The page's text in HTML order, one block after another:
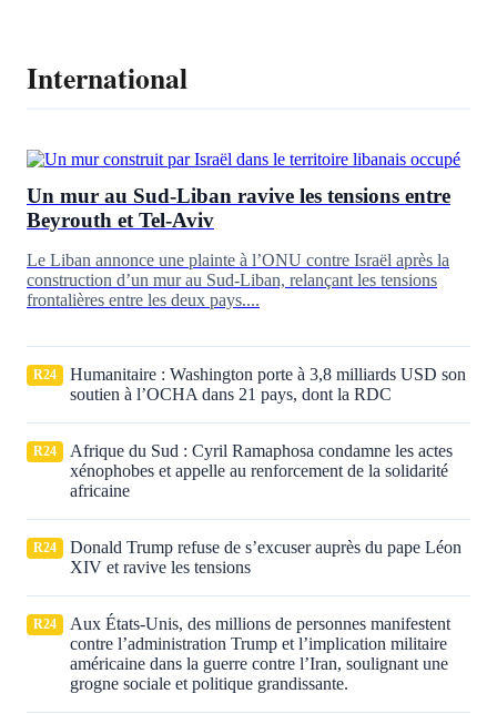
International
Un mur au Sud-Liban ravive les tensions entre
Beyrouth et Tel-Aviv
Le Liban annonce une plainte à l’ONU contre Israël après la
construction d’un mur au Sud-Liban, relançant les tensions
frontalières entre les deux pays....
R24
Humanitaire : Washington porte à 3,8 milliards USD son
soutien à l’OCHA dans 21 pays, dont la RDC
R24
Afrique du Sud : Cyril Ramaphosa condamne les actes
xénophobes et appelle au renforcement de la solidarité
africaine
R24
Donald Trump refuse de s’excuser auprès du pape Léon
XIV et ravive les tensions
R24
Aux États‑Unis, des millions de personnes manifestent
contre l’administration Trump et l’implication militaire
américaine dans la guerre contre l’Iran, soulignant une
grogne sociale et politique grandissante.